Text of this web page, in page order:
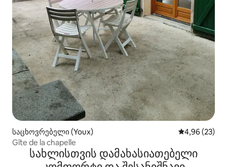
საცხოვრებელი (Youx) საშუალო
4,96 (23)
Gîte de la chapelle
სახლისთვის დამახასიათებელი